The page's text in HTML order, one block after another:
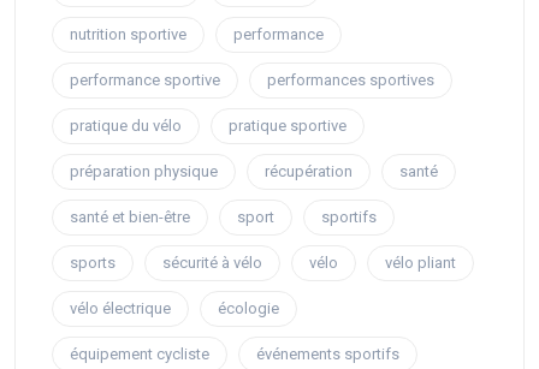
nutrition sportive performance
performance sportive performances sportives
pratique du vélo pratique sportive
préparation physique récupération santé
santé et bien-être sport sportifs
sports sécurité à vélo vélo vélo pliant
vélo électrique écologie
équipement cycliste événements sportifs